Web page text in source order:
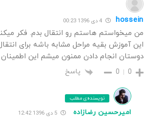
hossein
این آموزش بقیه مراحل مشابه باشه برای
دوستان انجام دادن ممنون میشم این
0
0 پاسخ
نویسنده‌ی مطلب
امیرحسین رضازاده 5 دی 1396 12:42